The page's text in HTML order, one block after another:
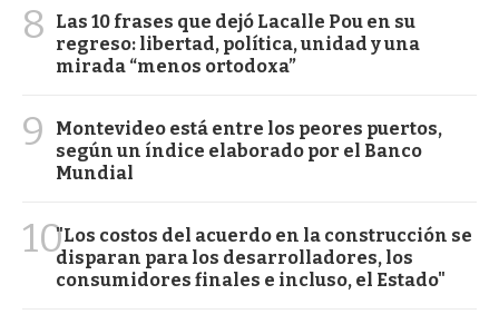
8
Las 10 frases que dejó Lacalle Pou en su
regreso: libertad, política, unidad y una
mirada “menos ortodoxa”
9
Montevideo está entre los peores puertos,
según un índice elaborado por el Banco
Mundial
10"Los costos del acuerdo en la construcción se
disparan para los desarrolladores, los
consumidores finales e incluso, el Estado"